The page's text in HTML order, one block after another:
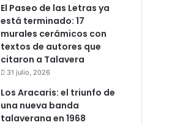
El Paseo de las Letras ya
está terminado: 17
murales cerámicos con
textos de autores que
citaron a Talavera
31 julio, 2026
Los Aracaris: el triunfo de
una nueva banda
talaverana en 1968